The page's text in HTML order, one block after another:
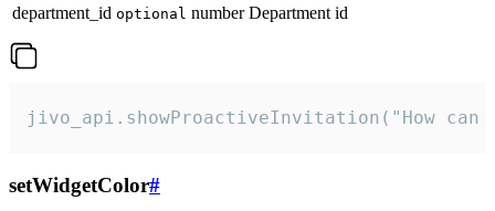
department_id optional number Department id
jivo_api.showProactiveInvitation("How
setWidgetColor#